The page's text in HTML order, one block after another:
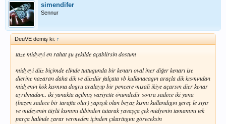
simendifer
Sennur
DeuVE demiş ki: ↑
taze midyeyi en rahat şu şekilde açablirsin dostum
midyeyi düz biçimde elinde tuttugunda bir kenarı oval iner diğer kenarı ise
dierine nazaran daha dik ve düzdür falçata vb kullanacagın araçla dik kısmından
midyenin kök kısmına dogru aralayıp bir pencere misali ikiye açarsın dier kenar
ayrılmadan.. iki yanakta açılmış vaziyette önundedir sonra sadece iki yana
(bazen sadece bir tarafta olur) yapışık olan beyaz kısmı kullandıgın gereç le sıyır
ve mideyenin tüylü kısmını dibinden tutarak yavaşça çek midyenin tamamını tek
parça halinde zarar vermeden içinden çıkarttıgını göreceksin